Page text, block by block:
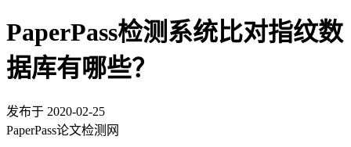
PaperPass检测系统比对指纹数
据库有哪些？
发布于 2020-02-25
PaperPass论文检测网